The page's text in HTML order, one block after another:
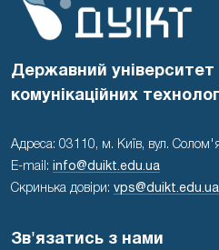
Державний університет
комунікаційних
Адреса: 03110, м. Київ, вул.
E-mail: info@duikt.edu.ua
Скринька довіри: vps@duikt.edu.ua
Зв'язатись з нами